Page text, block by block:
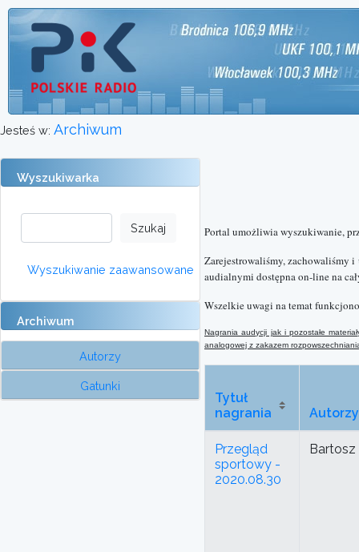
Jesteś w: Archiwum
Wyszukiwarka
Wyszukiwanie zaawansowane
Archiwum
Autorzy
Gatunki
Portal umożliwia wyszukiwanie,
Zarejestrowaliśmy, zachowaliśmy
audialnymi dostępna on-line na
Wszelkie uwagi na temat
Nagrania audycji jak i pozostałe
analogowej z zakazem
Tytuł
nagrania
Autorzy
Przegląd
sportowy -
2020.08.30